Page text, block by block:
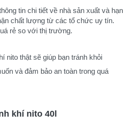
tin chi tiết về nhà sản xuất và
chất lượng từ các tổ chức uy tín.
rẻ so với thị trường.
nito thật sẽ giúp bạn tránh khỏi
và đảm bảo an toàn trong quá
khí nito 40l